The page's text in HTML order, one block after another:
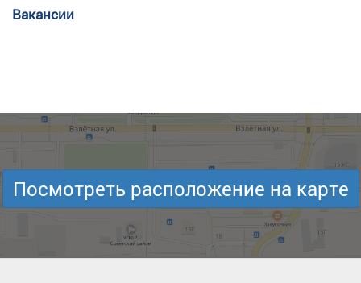
Вакансии
Посмотреть расположение на карте